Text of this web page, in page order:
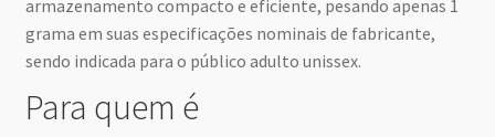
armazenamento compacto e eficiente, pesando apenas 1
grama em suas especificações nominais de fabricante,
sendo indicada para o público adulto unissex.
Para quem é